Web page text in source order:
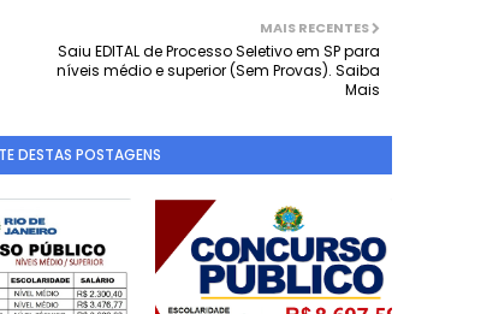
MAIS RECENTES
Saiu EDITAL de Processo Seletivo em SP para
níveis médio e superior (Sem Provas). Saiba
Mais
DESTAS POSTAGENS